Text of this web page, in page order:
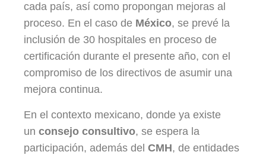
cada país, así como propongan mejoras al
proceso. En el caso de México, se prevé la
inclusión de 30 hospitales en proceso de
certificación durante el presente año, con el
compromiso de los directivos de asumir una
mejora continua.
En el contexto mexicano, donde ya existe
un consejo consultivo, se espera la
participación, además del CMH, de entidades